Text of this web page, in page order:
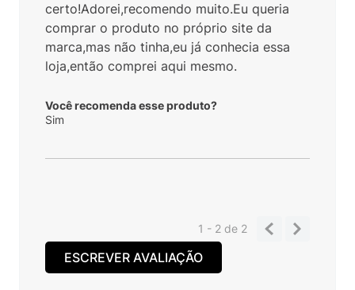
certo!Adorei,recomendo muito.Eu queria
comprar o produto no próprio site da
marca,mas não tinha,eu já conhecia essa
loja,então comprei aqui mesmo.
Você recomenda esse produto?
Sim
1 - 2de 2
ESCREVER AVALIAÇÃO